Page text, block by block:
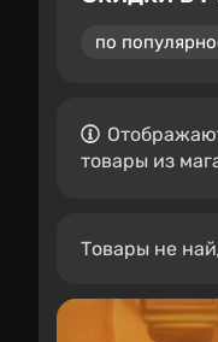
товары из
Товары не